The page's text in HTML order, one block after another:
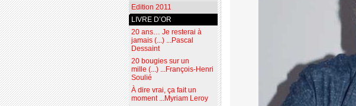
Edition 2011
LIVRE D’OR
20 ans… Je resterai à
jamais (...) ...Pascal
Dessaint
20 bougies sur un
mille (...) ...François-Henri
Soulié
À dire vrai, ça fait un
moment ...Myriam Leroy